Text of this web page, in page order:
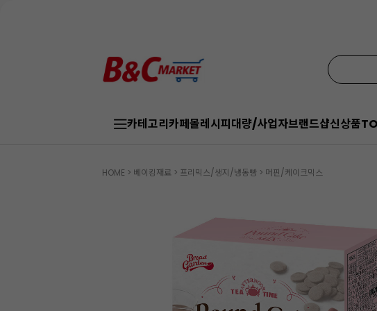
카테고리카페몰레시피대량/사업자브랜드샵신상품
HOME > 베이킹재료 > 프리믹스/생지/냉동빵 > 머핀/케이크믹스